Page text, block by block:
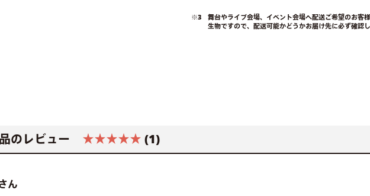
※3 舞台やライブ会場、イベント会場へ配送ご希望のお客
生物ですので、配送可能かどうかお届け先に必ず確認
のレビュー ★★★★★ (1)
ん